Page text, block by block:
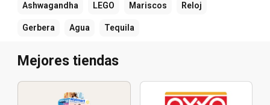
Ashwagandha LEGO Mariscos Reloj
Gerbera Agua Tequila
Mejores tiendas